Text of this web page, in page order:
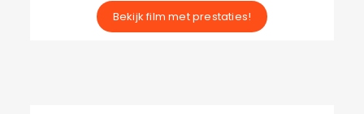
Bekijk film met prestaties!